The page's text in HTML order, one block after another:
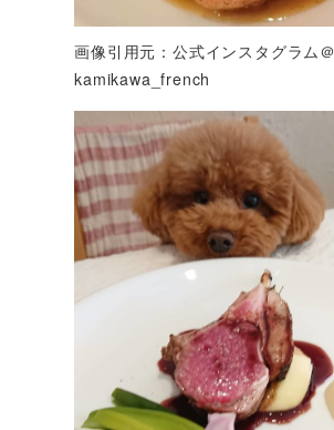
画像引用元：公式インスタグラム＠
kamikawa_french